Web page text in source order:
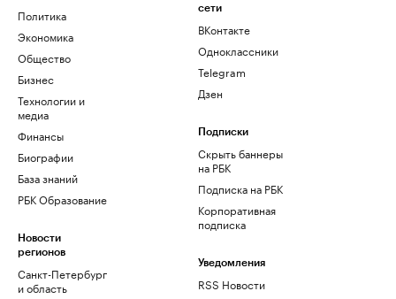
Политика
Экономика
Общество
Бизнес
Технологии и
медиа
Финансы
Биографии
База знаний
РБК Образование
Новости
регионов
Санкт-Петербург
и область
сети
ВКонтакте
Одноклассники
Telegram
Дзен
Подписки
Скрыть баннеры
на РБК
Подписка на РБК
Корпоративная
подписка
Уведомления
RSS Новости